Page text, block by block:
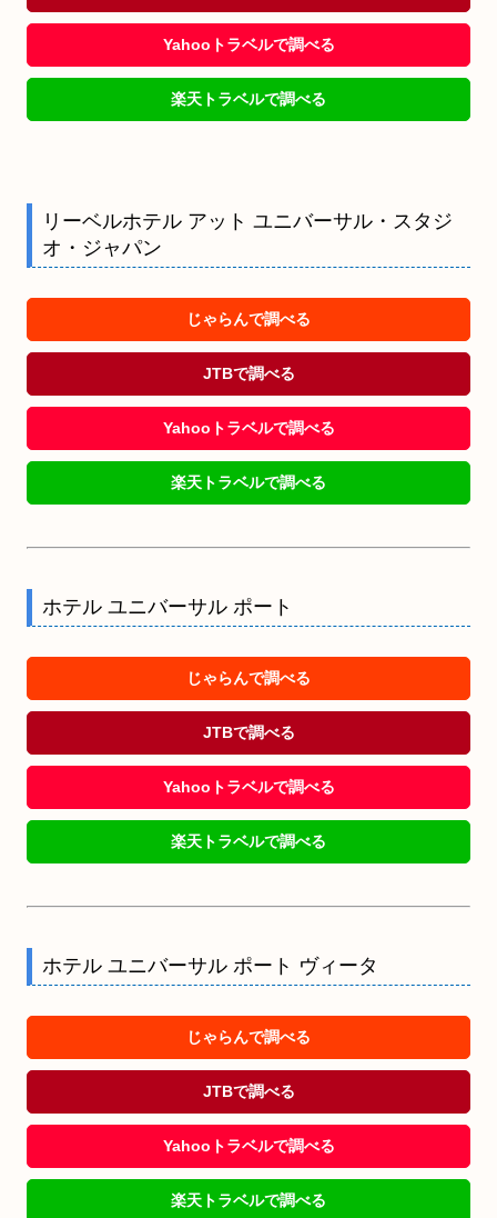
Yahooトラベルで調べる
楽天トラベルで調べる
リーベルホテル アット ユニバーサル・スタジ
オ・ジャパン
じゃらんで調べる
JTBで調べる
Yahooトラベルで調べる
楽天トラベルで調べる
ホテル ユニバーサル ポート
じゃらんで調べる
JTBで調べる
Yahooトラベルで調べる
楽天トラベルで調べる
ホテル ユニバーサル ポート ヴィータ
じゃらんで調べる
JTBで調べる
Yahooトラベルで調べる
楽天トラベルで調べる